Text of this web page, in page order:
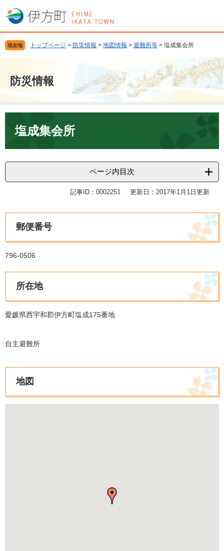
ー
先
頭
。
ニ
を
飛
て
現在地 トップページ > 防災情報 > 地図情報 > 避難所等 > 塩成集会所
防災情報
塩成集会所
ページ内目次
記事ID：0002251 更新日：2017年1月1日更新
郵便番号
796-0506
所在地
愛媛県西宇和郡伊方町塩成175番地
自主避難所
地図